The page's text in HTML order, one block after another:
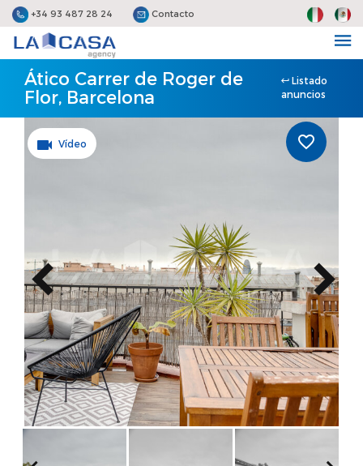
+34 93 487 28 24 Contacto
Ático Carrer de Roger de
Flor, Barcelona
Listado
anuncios
Vídeo